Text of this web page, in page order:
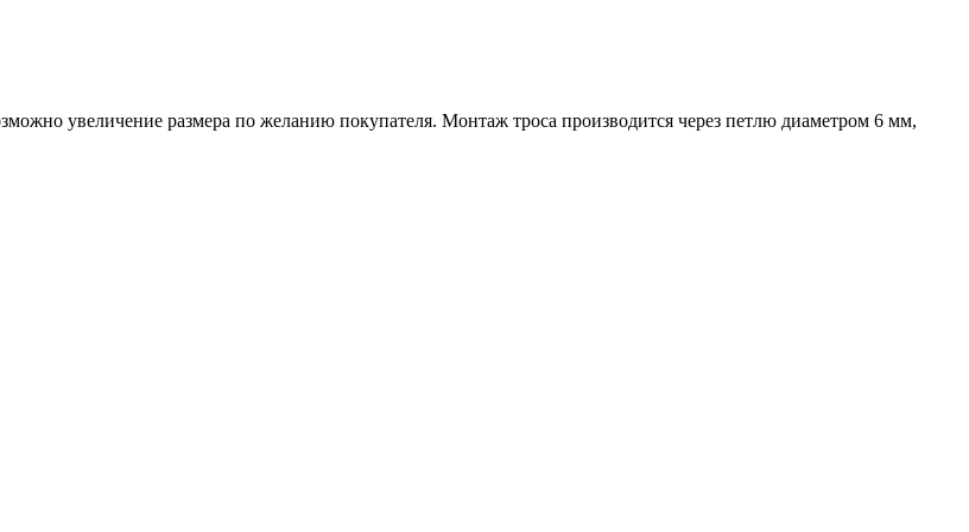
увеличение размера по желанию покупателя. Монтаж троса производится через петлю диаметром 6 мм,